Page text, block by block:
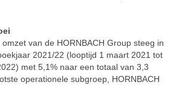
van de HORNBACH Group steeg in
2021/22 (looptijd 1 maart 2021 tot
met 5,1% naar een totaal van 3,3
operationele subgroep, HORNBACH